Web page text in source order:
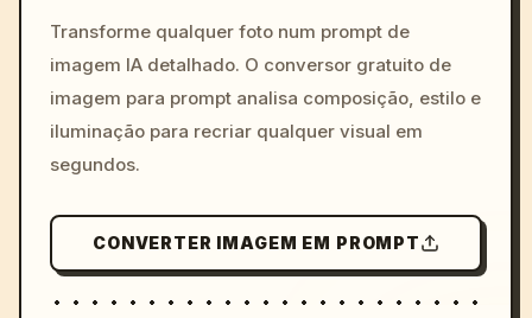
colors, 8k --v 6.0
Transforme qualquer foto num prompt de
imagem IA detalhado. O conversor gratuito de
imagem para prompt analisa composição, estilo e
iluminação para recriar qualquer visual em
segundos.
CONVERTER IMAGEM EM PROMPT